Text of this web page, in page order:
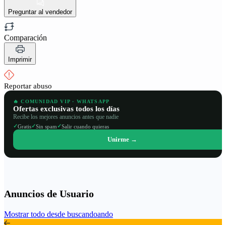
Preguntar al vendedor
Comparación
Imprimir
Reportar abuso
🔥 COMUNIDAD VIP · WHATSAPP
Ofertas exclusivas todos los días
Recibe los mejores anuncios antes que nadie
✓Gratis✓Sin spam✓Salir cuando quieras
Unirme →
Anuncios de Usuario
Mostrar todo desde buscandoando